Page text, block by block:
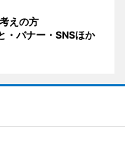
えの方
・バナー・SNSほか